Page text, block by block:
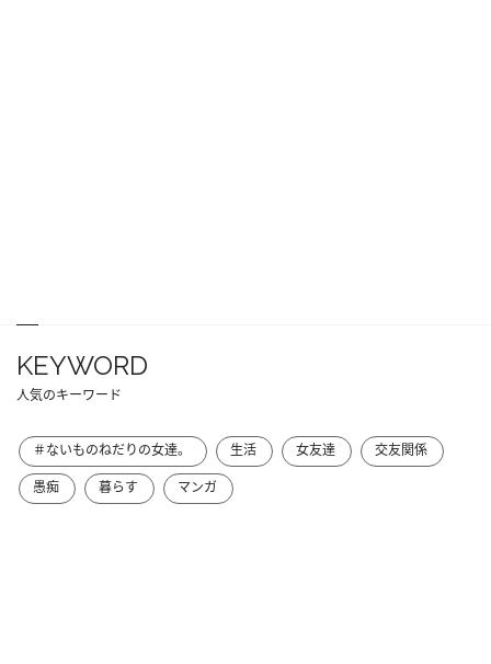
KEYWORD
人気のキーワード
＃ないものねだりの女達。 生活 女友達
交友関係
愚痴
暮らす マンガ